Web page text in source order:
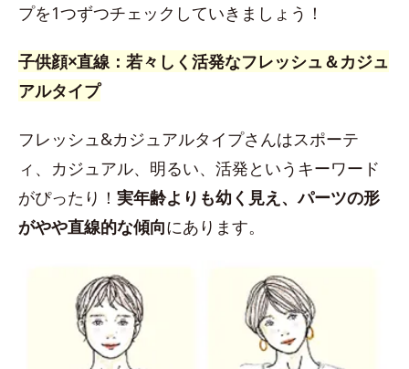
プを1つずつチェックしていきましょう！
子供顔×直線：若々しく活発なフレッシュ＆カジュ
アルタイプ
フレッシュ&カジュアルタイプさんはスポーテ
ィ、カジュアル、明るい、活発というキーワード
がぴったり！ 実年齢よりも幼く見え、パーツの形
がやや直線的な傾向にあります。